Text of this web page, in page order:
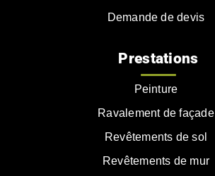
Demande de devis
Prestations
Peinture
Ravalement de façade
Revêtements de sol
Revêtements de mur